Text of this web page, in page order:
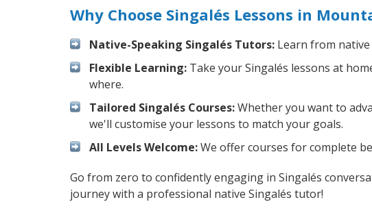
Why Choose Singalés Lessons in
Native-Speaking Singalés Tutors: Learn from
Flexible Learning: Take your Singalés lessons at
where.
Tailored Singalés Courses:Whether you want to
we'll customise your lessons to match your goals.
All Levels Welcome:We offer courses for complete
Go from zero to confidently engaging in Singalés
journey with a professional native Singalés tutor!